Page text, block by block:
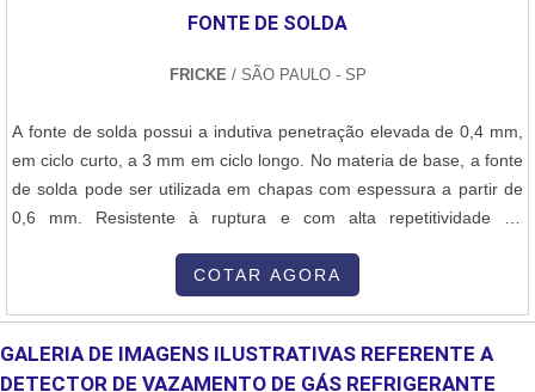
diária excelente relação custo benefício, alta durabilidade e bom
desempenho, adjetivos que fazem do uso um fator indispensável
qualidade atestam o nome e a qualidade da
empresa.CONSUMÍVEIS DE TOCHA PLASMA DE ALTA
QUALIDADENa Plurimáquinas existe as melhores condições para
garantir qualidade para venda e manutenção de máquinas de
entre outros, e a empresa também atua no segmento de venda e
manutenção de ferramentas elétricas..
FONTE DE SOLDA
FRICKE / SÃO PAULO - SP
A fonte de solda possui a indutiva penetração elevada de 0,4 mm,
em ciclo curto, a 3 mm em ciclo longo. No materia de base, a fonte
de solda pode ser utilizada em chapas com espessura a partir de
0,6 mm. Resistente à ruptura e com alta repetitividade do
BMH destina-se a serviços de caldeiraria, construção civil, painéis
COTAR AGORA
GALERIA DE IMAGENS ILUSTRATIVAS REFERENTE A
DETECTOR DE VAZAMENTO DE GÁS REFRIGERANTE